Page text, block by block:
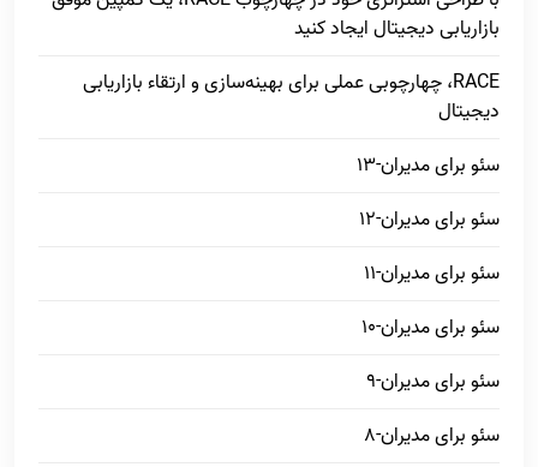
بازاریابی دیجیتال ایجاد کنید
RACE، چهارچوبی عملی برای بهینه‌سازی و ارتقاء بازاریابی
دیجیتال
سئو برای مدیران-13
سئو برای مدیران-12
سئو برای مدیران-11
سئو برای مدیران-10
سئو برای مدیران-9
سئو برای مدیران-8